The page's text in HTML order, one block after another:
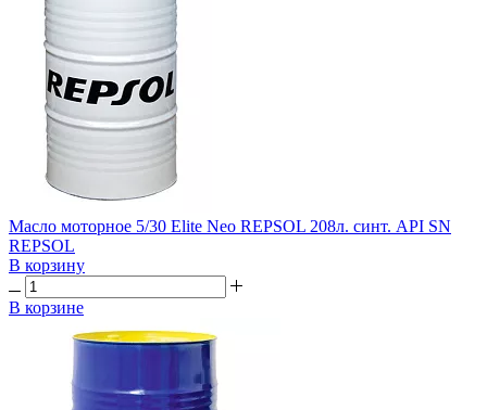
Масло моторное 5/30 Elite Neo REPSOL 208л. синт. API SN
REPSOL
В корзину
В корзине